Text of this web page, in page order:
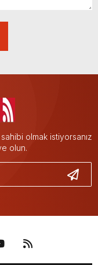
olmak istiyorsanız
olun.